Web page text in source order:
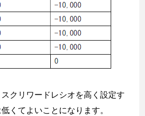
クリワードレシオを高く設定す
くてよいことになります。